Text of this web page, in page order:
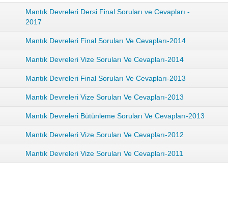
Mantık Devreleri Dersi Final Soruları ve Cevapları -
2017
Mantık Devreleri Final Soruları Ve Cevapları-2014
Mantık Devreleri Vize Soruları Ve Cevapları-2014
Mantık Devreleri Final Soruları Ve Cevapları-2013
Mantık Devreleri Vize Soruları Ve Cevapları-2013
Mantık Devreleri Bütünleme Soruları Ve Cevapları-2013
Mantık Devreleri Vize Soruları Ve Cevapları-2012
Mantık Devreleri Vize Soruları Ve Cevapları-2011